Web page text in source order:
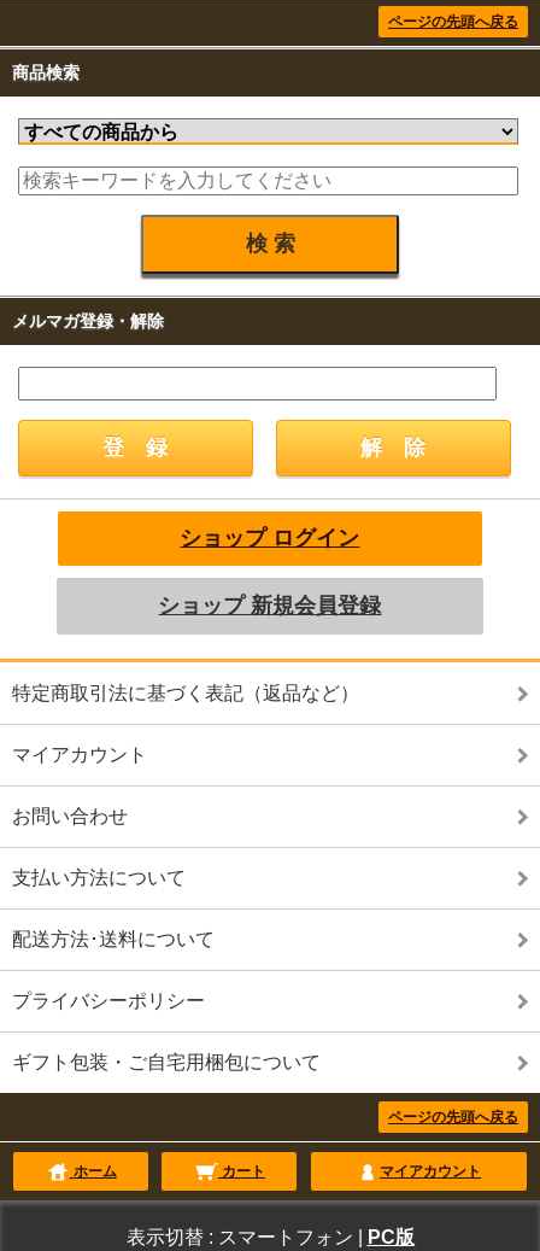
ページの先頭へ戻る
商品検索
メルマガ登録・解除
ショップ ログイン
ショップ 新規会員登録
特定商取引法に基づく表記（返品など）
マイアカウント
お問い合わせ
支払い方法について
配送方法･送料について
プライバシーポリシー
ギフト包装・ご自宅用梱包について
ページの先頭へ戻る
ホーム カート マイアカウント
表示切替 : スマートフォン PC版